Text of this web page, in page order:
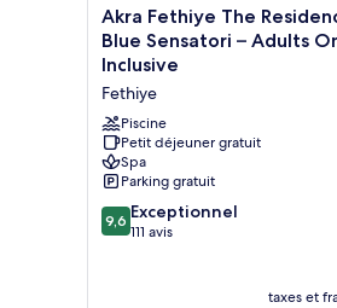
Akra
Fethiye
The
Residence
Tui
Blue
Sensatori
–
Adults
Only–
All
Akra Fethiye The
Blue Sensatori – Adults
Inclusive
Fethiye
Piscine
Petit déjeuner gratuit
Spa
Parking gratuit
9.6
sur
9,6 Exceptionnel
111 avis
taxes et